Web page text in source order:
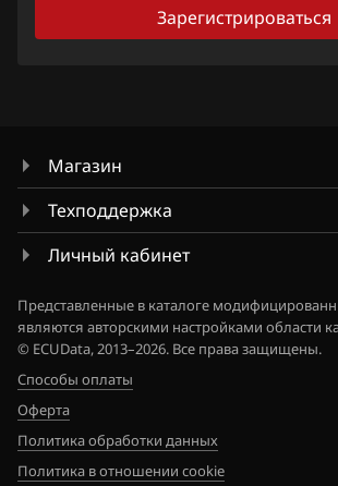
Derways
Dodge
Exeed
FAW
Fiat
Зарегистрироваться
Магазин
Техподдержка
Личный кабинет
Представленные в каталоге
являются авторскими настройками области
© ECUData, 2013–2026. Все права защищены.
Способы оплаты
Оферта
Политика обработки данных
Политика в отношении cookie